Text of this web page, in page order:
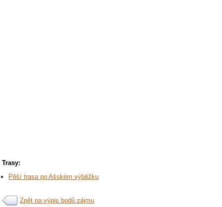
Trasy:
Pěší trasa po Ašském výběžku
Zpět na výpis bodů zájmu